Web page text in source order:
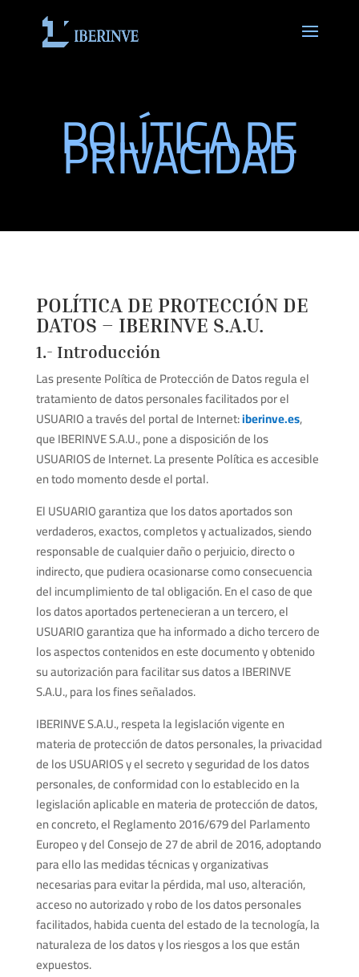
POLÍTICA DE
PRIVACIDAD
POLÍTICA DE PROTECCIÓN DE
DATOS – IBERINVE S.A.U.
1.- Introducción
Las presente Política de Protección de Datos regula el
tratamiento de datos personales facilitados por el
USUARIO a través del portal de Internet:iberinve.es,
que IBERINVE S.A.U., pone a disposición de los
USUARIOS de Internet. La presente Política es accesible
en todo momento desde el portal.
El USUARIO garantiza que los datos aportados son
verdaderos, exactos, completos y actualizados, siendo
responsable de cualquier daño o perjuicio, directo o
indirecto, que pudiera ocasionarse como consecuencia
del incumplimiento de tal obligación. En el caso de que
los datos aportados pertenecieran a un tercero, el
USUARIO garantiza que ha informado a dicho tercero de
los aspectos contenidos en este documento y obtenido
su autorización para facilitar sus datos a IBERINVE
S.A.U., para los fines señalados.
IBERINVE S.A.U., respeta la legislación vigente en
materia de protección de datos personales, la privacidad
de los USUARIOS y el secreto y seguridad de los datos
personales, de conformidad con lo establecido en la
legislación aplicable en materia de protección de datos,
en concreto, el Reglamento 2016/679 del Parlamento
Europeo y del Consejo de 27 de abril de 2016, adoptando
para ello las medidas técnicas y organizativas
necesarias para evitar la pérdida, mal uso, alteración,
acceso no autorizado y robo de los datos personales
facilitados, habida cuenta del estado de la tecnología, la
naturaleza de los datos y los riesgos a los que están
expuestos.